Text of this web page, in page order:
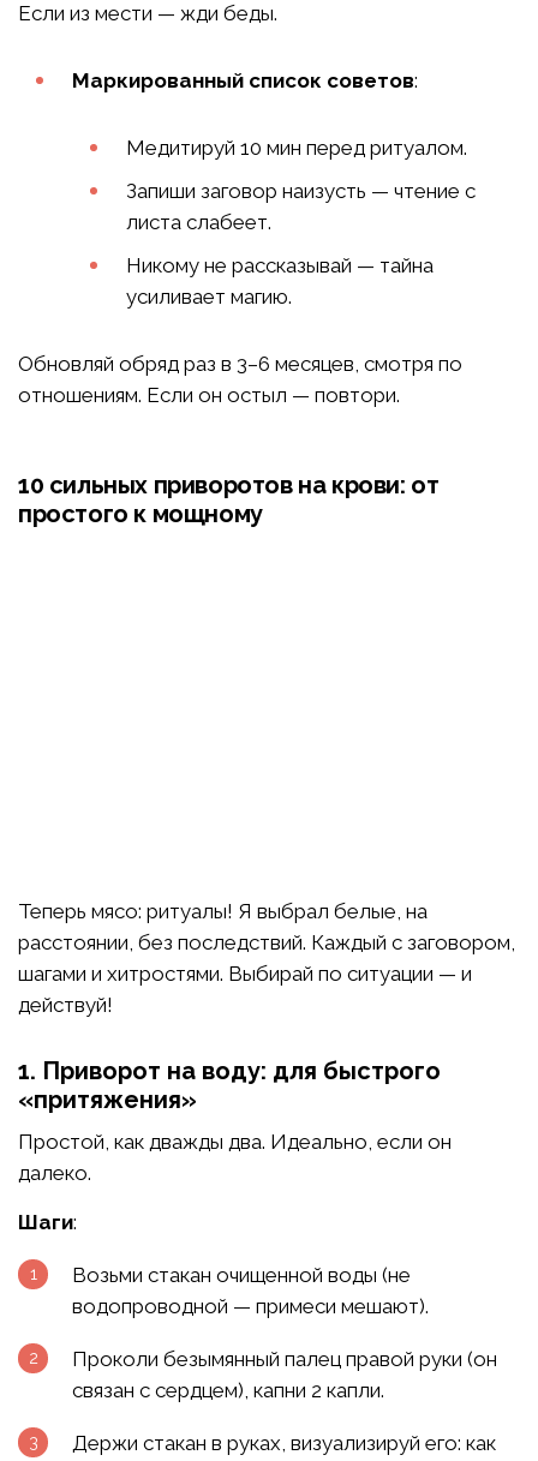
Если из мести — жди беды.
Маркированный список советов:
Медитируй 10 мин перед ритуалом.
Запиши заговор наизусть — чтение с
листа слабеет.
Никому не рассказывай — тайна
усиливает магию.
Обновляй обряд раз в 3–6 месяцев, смотря по
отношениям. Если он остыл — повтори.
10 сильных приворотов на крови: от
простого к мощному
Теперь мясо: ритуалы! Я выбрал белые, на
расстоянии, без последствий. Каждый с заговором,
шагами и хитростями. Выбирай по ситуации — и
действуй!
1. Приворот на воду: для быстрого
«притяжения»
Простой, как дважды два. Идеально, если он
далеко.
Шаги:
Возьми стакан очищенной воды (не
водопроводной — примеси мешают).
Проколи безымянный палец правой руки (он
связан с сердцем), капни 2 капли.
Держи стакан в руках, визуализируй его: как